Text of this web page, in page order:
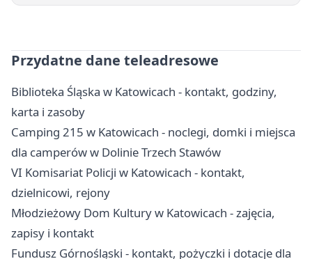
Przydatne dane teleadresowe
Biblioteka Śląska w Katowicach - kontakt, godziny,
karta i zasoby
Camping 215 w Katowicach - noclegi, domki i miejsca
dla camperów w Dolinie Trzech Stawów
VI Komisariat Policji w Katowicach - kontakt,
dzielnicowi, rejony
Młodzieżowy Dom Kultury w Katowicach - zajęcia,
zapisy i kontakt
Fundusz Górnośląski - kontakt, pożyczki i dotacje dla